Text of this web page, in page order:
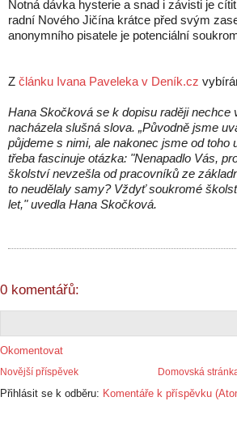
Notná dávka hysterie a snad i závisti je
radní Nového Jičína krátce před svým
anonymního pisatele je potenciální
Z článku Ivana Paveleka v Deník.cz
Hana Skočková se k dopisu raději nechce
nacházela slušná slova. „Původně jsme
půjdeme s nimi, ale nakonec jsme od toho
třeba fascinuje otázka: "Nenapadlo Vás,
školství nevzešla od pracovníků ze
to neudělaly samy? Vždyť soukromé
let," uvedla Hana Skočková.
0 komentářů:
Okomentovat
Novější příspěvek Domovská
Přihlásit se k odběru: Komentáře k příspěvku